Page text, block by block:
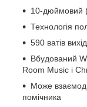
10-дюймовий
Технологія
590 ватів
Вбудований
Room Music і
Може
помічника